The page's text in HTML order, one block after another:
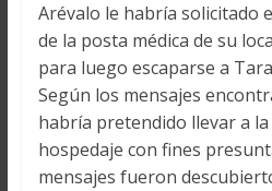
Arévalo le habría solicitado
de la posta médica de su
para luego escaparse a
Según los mensajes
habría pretendido llevar a
hospedaje con fines
mensajes fueron